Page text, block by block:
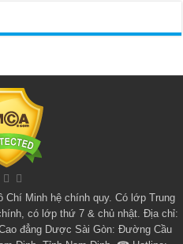
Chí Minh hệ chính quy. Có lớp Trung
có lớp thứ 7 & chủ nhật. Địa chỉ:
đẳng Dược Sài Gòn: Đường Cầu